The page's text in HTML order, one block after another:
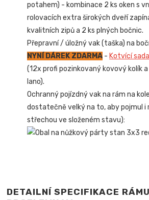
potahem) - kombinace 2 ks oken s
rolovacích extra širokých dveří
kvalitních zipů a 2 ks plných bočnic.
Přepravní / úložný vak (taška) na
NYNÍ DÁREK ZDARMA - Kotvící
(12x profi pozinkovaný kovový kolík a
lano).
Ochranný pojízdný vak na rám na
dostatečně velký na to, aby pojmul i
střechou ve složeném stavu):
DETAILNÍ SPECIFIKACE